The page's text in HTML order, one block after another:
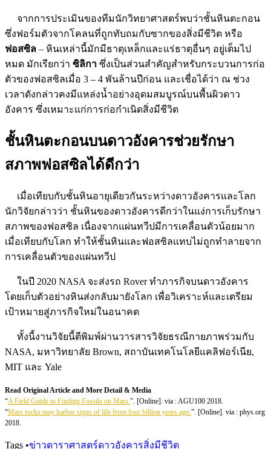
จากการประเมินของทีมนักวิทยาศาสตร์พบว่าชั้นหินตะกอน
ซึ่งฟอร์มตัวจากโคลนที่ถูกทับถมกับซากของสิ่งมีชีวิต หรือ
ฟอสซิล – หินเหล่านี้มักมีธาตุเหล็กและแร่ธาตุอื่นๆ อยู่เต็มไป
หมด มักเรียกว่า ซิลิกา ซึ่งเป็นส่วนสำคัญสำหรับกระบวนการก่อ
ตัวของฟอสซิลเมื่อ 3 – 4 พันล้านปีก่อน และเชื่อได้ว่า ณ ช่วง
เวลาดังกล่าวคงมีแหล่งน้ำอย่างอุดมสมบูรณ์บนพื้นผิวดาว
อังคาร ซึ่งเหมาะแก่การก่อกำเนิดสิ่งมีชีวิต
ชั้นหินตะกอนบนดาวอังคารช่วยรักษา
สภาพฟอสซิลได้ดีกว่า
เมื่อเทียบกับชั้นหินอายุเดียวกันระหว่างดาวอังคารและโลก
นักวิจัยกล่าวว่า ชั้นหินของดาวอังคารดีกว่าในแง่การเก็บรักษา
สภาพของฟอสซิล เนื่องจากแผ่นทวีปมีการเคลื่อนตัวน้อยมาก
เมื่อเทียบกับโลก ทำให้ชั้นหินและฟอสซิลแทบไม่ถูกทำลายจาก
การเคลื่อนตัวของแผ่นทวีป
ในปี 2020 NASA จะส่งรถ Rover ทำภารกิจบนดาวอังคาร
โดยเก็บตัวอย่างหินส่งกลับมายังโลก เพื่อวิเคราะห์และเตรียม
เป้าหมายสู่ภารกิจใหม่ในอนาคต
ทั้งนี้งานวิจัยนี้ตีพิมพ์ผ่านวารสารวิจัยธรณีกายภาพร่วมกับ
NASA, มหาวิทยาลัย Brown, สถาบันเทคโนโลยีแคลิฟอร์เนีย,
MIT และ Yale
Read Original Article and More Detail & Media
“A Field Guide to Finding Fossils on Mars.”. [Online]. via : AGU100 2018.
“Mars rocks may harbor signs of life from four billion years ago.”. [Online]. via : phys.org
2018.
Tags •ข่าวดาราศาสตร์ดาวอังคารสิ่งมีชีวิต